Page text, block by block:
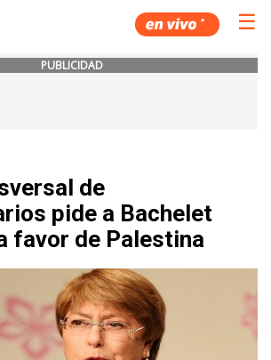
☰
PUBLICIDAD
de
pide a Bachelet
favor de Palestina